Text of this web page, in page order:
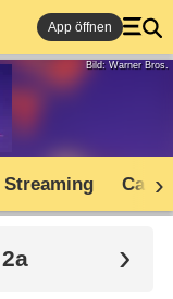
App öffnen
Bild: Warner Bros.
Streaming Cast